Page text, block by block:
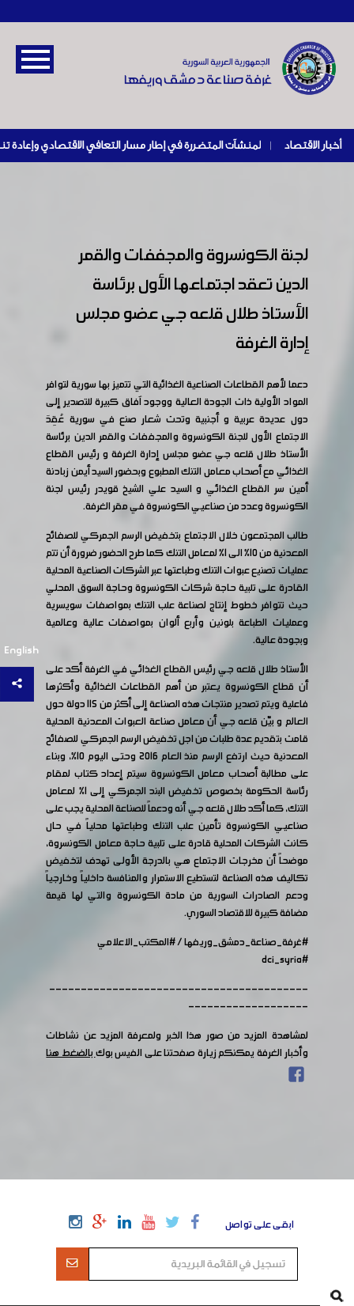
أخبار الاقتصاد |
English
لجنة الكونسروة والمجففات والقمر
الدين تعقد اجتماعها الأول برئاسة
الأستاذ طلال قلعه جي عضو مجلس
إدارة الغرفة
دعما لأهم القطاعات الصناعية الغذائية التي تتميز بها سورية لتوافر
المواد الأولية ذات الجودة العالية ووجود آفاق كبيرة للتصدير إلى
دول عديدة عربية و أجنبية وتحت شعار صنع في سورية عُقِدَ
الاجتماع الأول للجنة الكونسروة والمجففات والقمر الدين برئاسة
الأستاذ طلال قلعه جي عضو مجلس إدارة الغرفة و رئيس القطاع
الغذائي مع أصحاب معامل التنك المطبوع وبحضور السيد أيمن زبادنة
أمين سر القطاع الغذائي و السيد علي الشيخ قويدر رئيس لجنة
الكونسروة وعدد من صناعيي الكونسروة في مقر الغرفة.
طالب المجتمعون خلال الاجتماع بتخفيض الرسم الجمركي للصفائح
المعدنية من 10% الى 1% لمعامل التنك كما طرح الحضور ضرورة أن تتم
عمليات تصنيع عبوات التنك وطباعتها عبر الشركات الصناعية المحلية
القادرة على تلبية حاجة شركات الكونسروة وحاجة السوق المحلي
حيث تتوافر خطوط إنتاج لصناعة علب التنك بمواصفات سويسرية
وعمليات الطباعة بلونين وأربع ألوان بمواصفات عالية وعالمية
وبجودة عالية.
الأستاذ طلال قلعه جي رئيس القطاع الغذائي في الغرفة أكد على
أن قطاع الكونسروة يعتبر من أهم القطاعات الغذائية وأكثرها
فاعلية ويتم تصدير منتجات هذه الصناعة إلى أكثر من 115 دولة حول
العالم و بيّن قلعه جي أن معامل صناعة العبوات المعدنية المحلية
قامت بتقديم عدة طلبات من اجل تخفيض الرسم الجمركي للصفائح
المعدنية حيث ارتفع الرسم منذ العام 2016 وحتى اليوم 10%، وبناء
على مطالبة أصحاب معامل الكونسروة سيتم إعداد كتاب لمقام
رئاسة الحكومة بخصوص تخفيض البند الجمركي إلى 1% لمعامل
التنك، كما أكد طلال قلعه جي أنه ودعماً للصناعة المحلية يجب على
صناعيي الكونسروة تأمين علب التنك وطباعتها محلياً في حال
كانت الشركات المحلية قادرة على تلبية حاجة معامل الكونسروة،
موضحاً أن مخرجات الاجتماع هي بالدرجة الأولى تهدف لتخفيض
تكاليف هذه الصناعة لتستطيع الاستمرار والمنافسة داخلياً وخارجياً
ودعم الصادرات السورية من مادة الكونسروة والتي لها قيمة
مضافة كبيرة للاقتصاد السوري.
#غرفة_صناعة_دمشق_وريفها/#المكتب_الاعلامي
#dci_syria
-----------------------------------------
-------------------
لمشاهدة المزيد من صور هذا الخبر ولمعرفة المزيد عن نشاطات
وأخبار الغرفة يمكنكم زيارة صفحتنا على الفيس بوكبالضغط هنا
ابقى على تواصل